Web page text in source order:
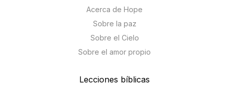
Acerca de Hope
Sobre la paz
Sobre el Cielo
Sobre el amor propio
Lecciones bíblicas